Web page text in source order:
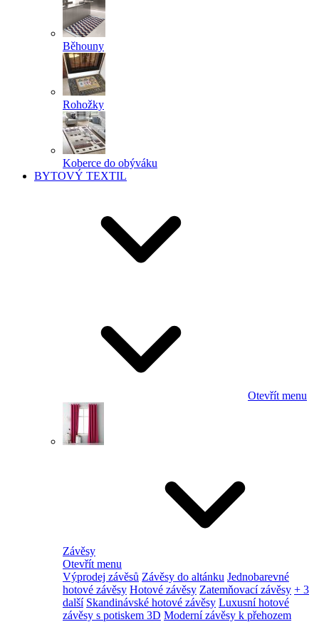
Běhouny
Rohožky
Koberce do obýváku
BYTOVÝ TEXTIL
Otevřít menu
Závěsy
Otevřít menu
Výprodej závěsů Závěsy do altánku Jednobarevné
hotové závěsy Hotové závěsy Zatemňovací závěsy + 3
další Skandinávské hotové závěsy Luxusní hotové
závěsy s potiskem 3D Moderní závěsy k přehozem